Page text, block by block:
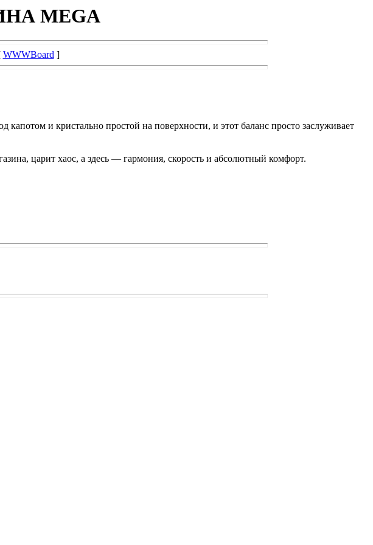
MEGA
WWWBoard]
и кристально простой на поверхности, и этот баланс просто заслуживает
царит хаос, а здесь — гармония, скорость и абсолютный комфорт.